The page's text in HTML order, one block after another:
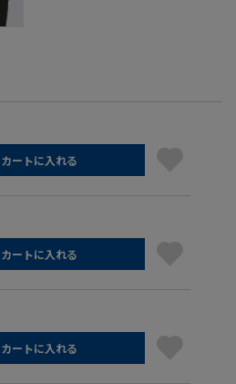
カートに入れる
カートに入れる
カートに入れる